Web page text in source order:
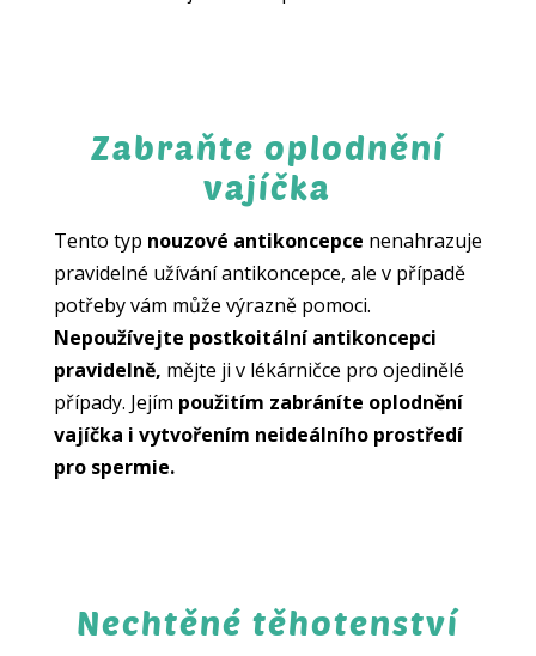
Zabraňte oplodnění
vajíčka
Tento typ nouzové antikoncepce nenahrazuje
pravidelné užívání antikoncepce, ale v případě
potřeby vám může výrazně pomoci.
Nepoužívejte postkoitální antikoncepci
pravidelně, mějte ji v lékárničce pro ojedinělé
případy. Jejím použitím zabráníte oplodnění
vajíčka i vytvořením neideálního prostředí
pro spermie.
Nechtěné těhotenství